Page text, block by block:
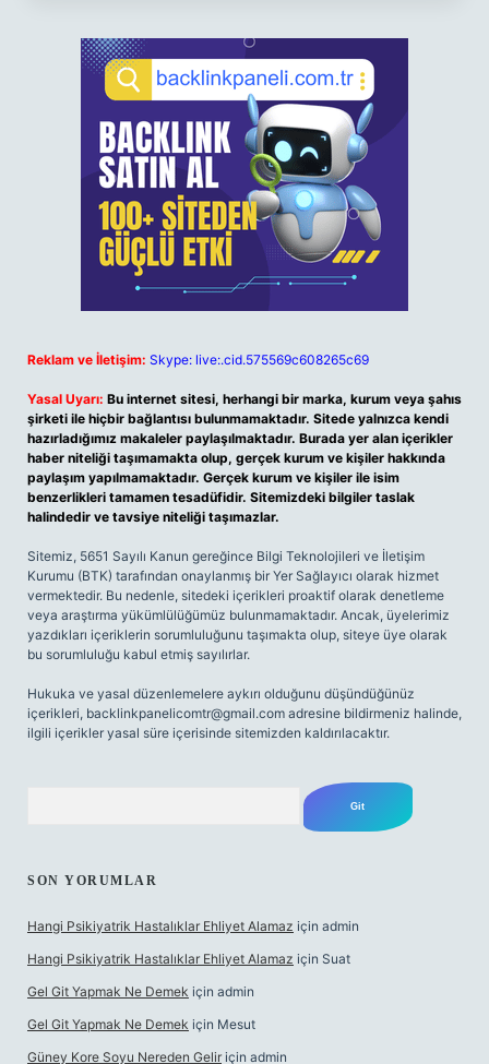
Reklam ve İletişim: Skype: live:.cid.575569c608265c69
Yasal Uyarı: Bu internet sitesi, herhangi bir marka, kurum veya şahıs
şirketi ile hiçbir bağlantısı bulunmamaktadır. Sitede yalnızca kendi
hazırladığımız makaleler paylaşılmaktadır. Burada yer alan içerikler
haber niteliği taşımamakta olup, gerçek kurum ve kişiler hakkında
paylaşım yapılmamaktadır. Gerçek kurum ve kişiler ile isim
benzerlikleri tamamen tesadüfidir. Sitemizdeki bilgiler taslak
halindedir ve tavsiye niteliği taşımazlar.
Sitemiz, 5651 Sayılı Kanun gereğince Bilgi Teknolojileri ve İletişim
Kurumu (BTK) tarafından onaylanmış bir Yer Sağlayıcı olarak hizmet
vermektedir. Bu nedenle, sitedeki içerikleri proaktif olarak denetleme
veya araştırma yükümlülüğümüz bulunmamaktadır. Ancak, üyelerimiz
yazdıkları içeriklerin sorumluluğunu taşımakta olup, siteye üye olarak
bu sorumluluğu kabul etmiş sayılırlar.
Hukuka ve yasal düzenlemelere aykırı olduğunu düşündüğünüz
içerikleri, backlinkpanelicomtr@gmail.com adresine bildirmeniz halinde,
ilgili içerikler yasal süre içerisinde sitemizden kaldırılacaktır.
SON YORUMLAR
Hangi Psikiyatrik Hastalıklar Ehliyet Alamaz için admin
Hangi Psikiyatrik Hastalıklar Ehliyet Alamaz için Suat
Gel Git Yapmak Ne Demek için admin
Gel Git Yapmak Ne Demek için Mesut
Güney Kore Soyu Nereden Gelir için admin